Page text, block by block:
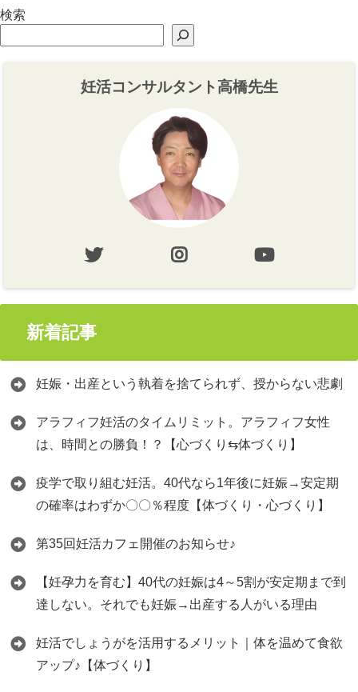
検索
妊活コンサルタント高橋先生
新着記事
妊娠・出産という執着を捨てられず、授からない悲劇
アラフィフ妊活のタイムリミット。アラフィフ女性
は、時間との勝負！？【心づくり⇆体づくり】
疫学で取り組む妊活。40代なら1年後に妊娠→安定期
の確率はわずか〇〇％程度【体づくり・心づくり】
第35回妊活カフェ開催のお知らせ♪
【妊孕力を育む】40代の妊娠は4～5割が安定期まで到
達しない。それでも妊娠→出産する人がいる理由
妊活でしょうがを活用するメリット｜体を温めて食欲
アップ♪【体づくり】